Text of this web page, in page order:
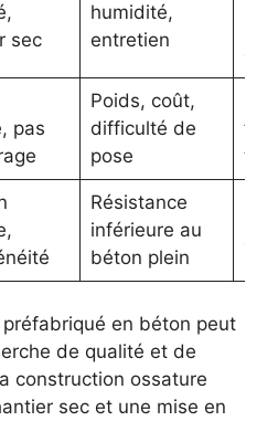
sec
humidité,
entretien
pas
Poids, coût,
difficulté de
pose
Résistance
inférieure au
béton plein
préfabriqué en béton peut
de qualité et de
construction ossature
sec et une mise en